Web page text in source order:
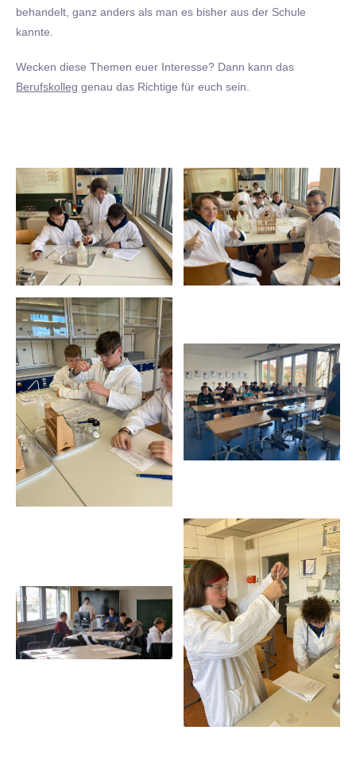
behandelt, ganz anders als man es bisher aus der Schule
kannte.
Wecken diese Themen euer Interesse? Dann kann das
Berufskolleg genau das Richtige für euch sein.